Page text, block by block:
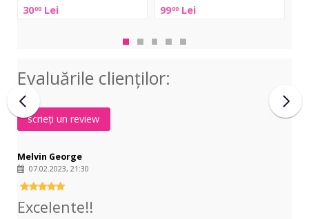
3000 Lei
Guitars
Extra
Light
9900 Lei
Acoustic
Bronze
Evaluările clienţilor:
scrieți un review
Melvin George
07.02.2023, 21:30
Excelente!!